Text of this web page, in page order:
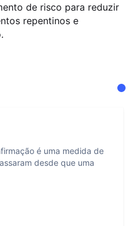
de risco para reduzir
repentinos e
é uma medida de
desde que uma